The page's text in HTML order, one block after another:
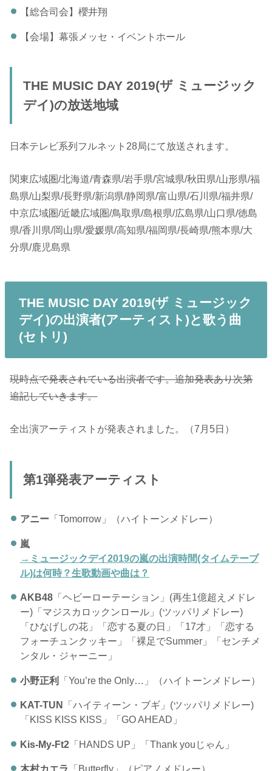
【総合司会】櫻井翔
【会場】幕張メッセ・イベントホール
THE MUSIC DAY 2019(ザ ミュージック
デイ)の放送地域
日本テレビ系列フルネット28局にて放送されます。
関東広域圏/北海道/青森県/岩手県/宮城県/秋田県/山形県/福
島県/山梨県/長野県/新潟県/静岡県/富山県/石川県/福井県/
中京広域圏/近畿広域圏/鳥取県/島根県/広島県/山口県/徳島
県/香川県/岡山県/愛媛県/高知県/福岡県/長崎県/熊本県/大
分県/鹿児島県
THE MUSIC DAY 2019(ザ ミュージック
デイ)の出演者(アーティスト)と歌う曲
(セトリ)
現時点で発表されている出演者です。追加発表あり次第
追記していきます。
全出演アーティストが発表されました。（7月5日）
第1弾発表アーティスト
アニー「Tomorrow」（ハイトーンメドレー）
嵐
→ミュージックデイ2019の嵐の出演時間(タイムテーブ
ル)は何時？生歌動画や曲は？
AKB48「ヘビーローテーション」(再生1億超えメドレ
ー)「マジスカロックンロール」(ツッパリメドレー)
「ひなげしの花」「恋する夏の日」「17才」「恋する
フォーチュンクッキー」「裸足でSummer」「センチメ
ンタル・ジャーニー」
小野正利 「You’re the Only…」（ハイトーンメドレー）
KAT-TUN 「ハイティーン・ブギ」(ツッパリメドレー)
「KISS KISS KISS」「GO AHEAD」
Kis-My-Ft2「HANDS UP」「Thank youじゃん」
木村カエラ 「Butterfly」（ピアノメドレー）